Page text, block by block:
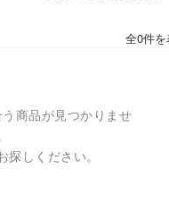
全0件
商品が見つかりませ
探しください。